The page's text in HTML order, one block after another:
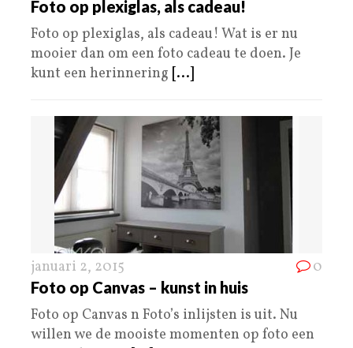
Foto op plexiglas, als cadeau!
Foto op plexiglas, als cadeau! Wat is er nu
mooier dan om een foto cadeau te doen. Je
kunt een herinnering [...]
januari 2, 2015 0
Foto op Canvas – kunst in huis
Foto op Canvas n Foto’s inlijsten is uit. Nu
willen we de mooiste momenten op foto een